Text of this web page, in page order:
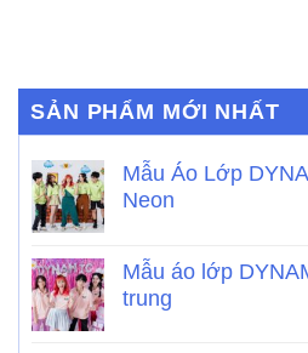
SẢN PHẨM MỚI NHẤT
Mẫu Áo Lớp
Neon
Mẫu áo lớp
trung